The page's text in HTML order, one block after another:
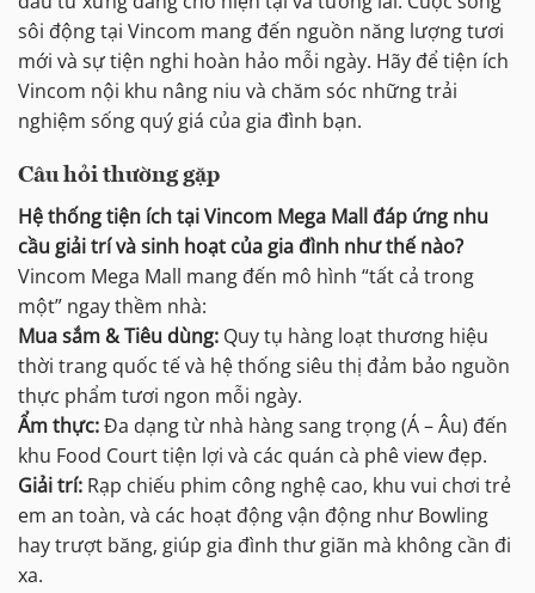
sôi động tại Vincom mang đến nguồn năng lượng tươi
mới và sự tiện nghi hoàn hảo mỗi ngày. Hãy để tiện ích
Vincom nội khu nâng niu và chăm sóc những trải
nghiệm sống quý giá của gia đình bạn.
Câu hỏi thường gặp
Hệ thống tiện ích tại Vincom Mega Mall đáp ứng nhu
cầu giải trí và sinh hoạt của gia đình như thế nào?
Vincom Mega Mall mang đến mô hình “tất cả trong
một” ngay thềm nhà:
Mua sắm & Tiêu dùng: Quy tụ hàng loạt thương hiệu
thời trang quốc tế và hệ thống siêu thị đảm bảo nguồn
thực phẩm tươi ngon mỗi ngày.
Ẩm thực:Đa dạng từ nhà hàng sang trọng (Á – Âu) đến
khu Food Court tiện lợi và các quán cà phê view đẹp.
Giải trí: Rạp chiếu phim công nghệ cao, khu vui chơi trẻ
em an toàn, và các hoạt động vận động như Bowling
hay trượt băng, giúp gia đình thư giãn mà không cần đi
xa.